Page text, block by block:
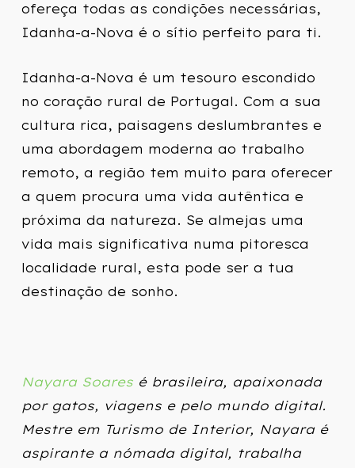
ofereça todas as condições necessárias,
Idanha-a-Nova é o sítio perfeito para ti.
Idanha-a-Nova é um tesouro escondido
no coração rural de Portugal. Com a sua
cultura rica, paisagens deslumbrantes e
uma abordagem moderna ao trabalho
remoto, a região tem muito para oferecer
a quem procura uma vida autêntica e
próxima da natureza. Se almejas uma
vida mais significativa numa pitoresca
localidade rural, esta pode ser a tua
destinação de sonho.
Nayara Soaresé brasileira, apaixonada
por gatos, viagens e pelo mundo digital.
Mestre em Turismo de Interior, Nayara é
aspirante a nómada digital, trabalha